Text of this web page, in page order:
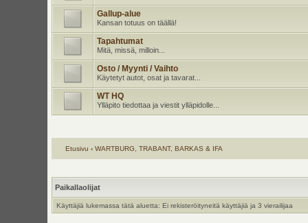
Gallup-alue
Kansan totuus on täällä!
Tapahtumat
Mitä, missä, milloin...
Osto / Myynti / Vaihto
Käytetyt autot, osat ja tavarat...
WT HQ
Ylläpito tiedottaa ja viestit ylläpidolle...
Etusivu ‹ WARTBURG, TRABANT, BARKAS & IFA
Paikallaolijat
Käyttäjiä lukemassa tätä aluetta: Ei rekisteröityneitä käyttäjiä ja 3 vierailijaa